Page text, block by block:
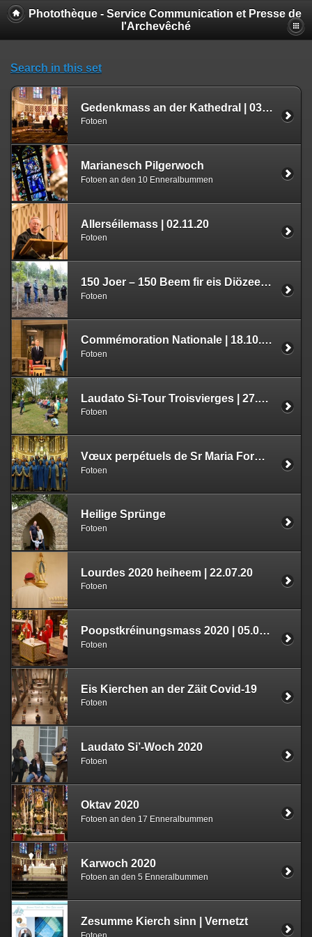
Photothèque - Service Communication et Presse de
l'Archevêché
Search in this set
Gedenkmass an der Kathedral | 03.11.20
Fotoen
Marianesch Pilgerwoch
Fotoen an den 10 Enneralbummen
Allerséilemass | 02.11.20
Fotoen
150 Joer – 150 Beem fir eis Diözees | 17.10.20
Fotoen
Commémoration Nationale | 18.10.20
Fotoen
Laudato Si-Tour Troisvierges | 27.09.20
Fotoen
Vœux perpétuels de Sr Maria Forma Dei | 17.09.20
Fotoen
Heilige Sprünge
Fotoen
Lourdes 2020 heiheem | 22.07.20
Fotoen
Poopstkréinungsmass 2020 | 05.07.20
Fotoen
Eis Kierchen an der Zäit Covid-19
Fotoen
Laudato Si’-Woch 2020
Fotoen
Oktav 2020
Fotoen an den 17 Enneralbummen
Karwoch 2020
Fotoen an den 5 Enneralbummen
Zesumme Kierch sinn | Vernetzt